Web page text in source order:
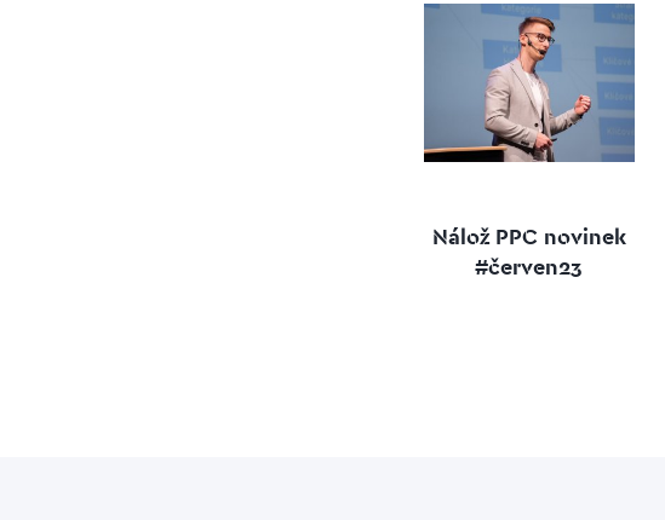
Nálož PPC novinek
#červen23